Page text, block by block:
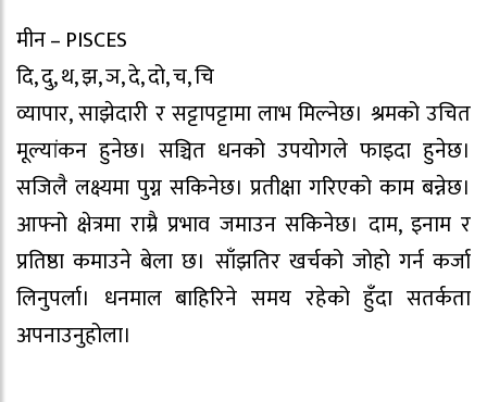
मीन – PISCES
दि, दु, थ, झ, ञ, दे, दो, च, चि
व्यापार, साझेदारी र सट्टापट्टामा लाभ मिल्नेछ। श्रमको उचित
मूल्यांकन हुनेछ। सञ्चित धनको उपयोगले फाइदा हुनेछ।
सजिलै लक्ष्यमा पुग्न सकिनेछ। प्रतीक्षा गरिएको काम बन्नेछ।
आफ्नो क्षेत्रमा राम्रै प्रभाव जमाउन सकिनेछ। दाम, इनाम र
प्रतिष्ठा कमाउने बेला छ। साँझतिर खर्चको जोहो गर्न कर्जा
लिनुपर्ला। धनमाल बाहिरिने समय रहेको हुँदा सतर्कता
अपनाउनुहोला।